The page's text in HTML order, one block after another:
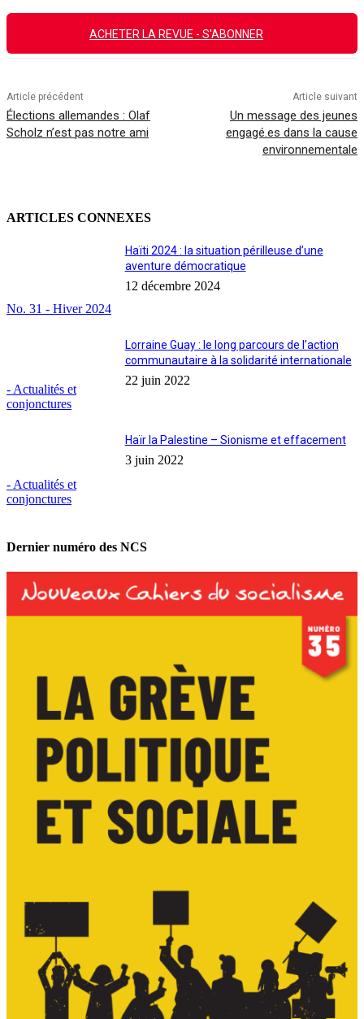
ACHETER LA REVUE - S'ABONNER
Article précédent
Élections allemandes : Olaf
Scholz n’est pas notre ami
Article suivant
Un message des jeunes
engagé.es dans la cause
environnementale
ARTICLES CONNEXES
No. 31 - Hiver 2024
Haïti 2024 : la situation périlleuse d’une
aventure démocratique
12 décembre 2024
- Actualités et
conjonctures
Lorraine Guay : le long parcours de l’action
communautaire à la solidarité internationale
22 juin 2022
- Actualités et
conjonctures
Haïr la Palestine – Sionisme et effacement
3 juin 2022
Dernier numéro des NCS